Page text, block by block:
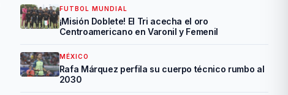
FUTBOL MUNDIAL
¡Misión Doblete! El Tri acecha el oro
Centroamericano en Varonil y Femenil
MÉXICO
Rafa Márquez perfila su cuerpo técnico rumbo al
2030